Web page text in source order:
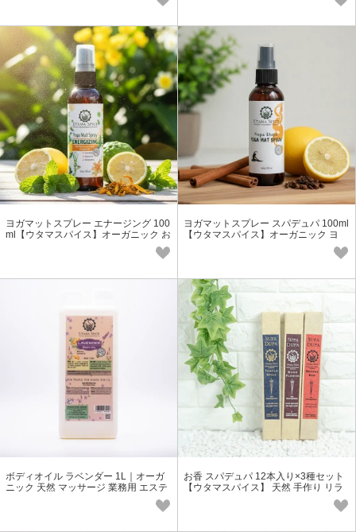
ヨガマットスプレー エナージング 100
ml【ウタマスパイス】オーガニック お
ヨガマットスプレー スパデュパ 100ml
【ウタマスパイス】オーガニック ヨ
ガ おもちゃ・靴・クッションにも
ボディオイル ラベンダー 1L｜オーガ
ニック 天然 マッサージ 業務用 エステ
お香 スパデュパ 12本入り×3種セット
【ウタマスパイス】 天然 手作り リラ